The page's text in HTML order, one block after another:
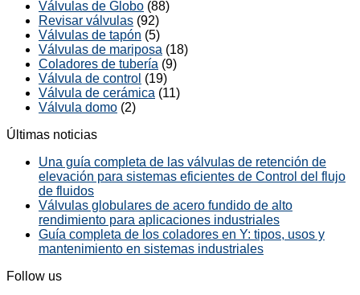
Válvulas de Globo (88)
Revisar válvulas (92)
Válvulas de tapón (5)
Válvulas de mariposa (18)
Coladores de tubería (9)
Válvula de control (19)
Válvula de cerámica (11)
Válvula domo (2)
Últimas noticias
Una guía completa de las válvulas de retención de
elevación para sistemas eficientes de Control del flujo
de fluidos
Válvulas globulares de acero fundido de alto
rendimiento para aplicaciones industriales
Guía completa de los coladores en Y: tipos, usos y
mantenimiento en sistemas industriales
Follow us